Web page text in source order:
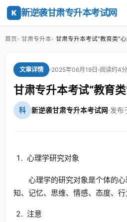
K 新逆袭甘肃专升本考试网
首页 甘肃专升本 甘肃专升本考试“教育类”
文章详情 2025年06月19日 阅读约4
甘肃专升本考试“教育
科 新逆袭甘肃专升本考试网·发布
心理学研究对象
心理学的研究对象是个体的
知、记忆、思维、情感、态度、行
注意